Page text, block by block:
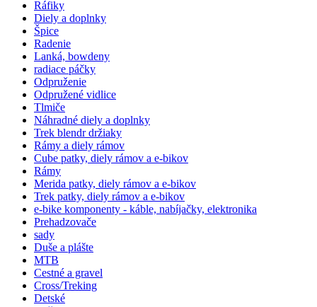
Ráfiky
Diely a doplnky
Špice
Radenie
Lanká, bowdeny
radiace páčky
Odpruženie
Odpružené vidlice
Tlmiče
Náhradné diely a doplnky
Trek blendr držiaky
Rámy a diely rámov
Cube patky, diely rámov a e-bikov
Rámy
Merida patky, diely rámov a e-bikov
Trek patky, diely rámov a e-bikov
e-bike komponenty - káble, nabíjačky, elektronika
Prehadzovače
sady
Duše a plášte
MTB
Cestné a gravel
Cross/Treking
Detské